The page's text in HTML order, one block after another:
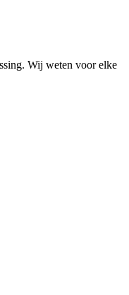
Wij weten voor elke